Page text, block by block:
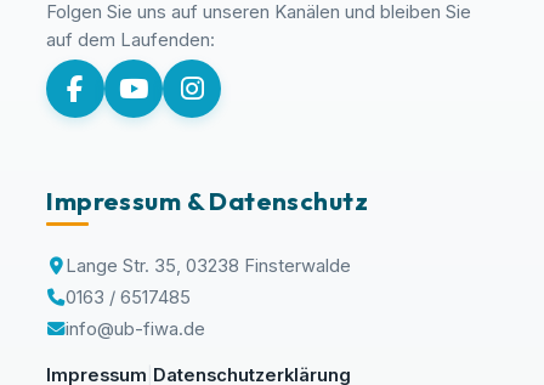
Folgen Sie uns auf unseren Kanälen und bleiben Sie
auf dem Laufenden:
Impressum & Datenschutz
Lange Str. 35, 03238 Finsterwalde
0163 / 6517485
info@ub-fiwa.de
Impressum Datenschutzerklärung